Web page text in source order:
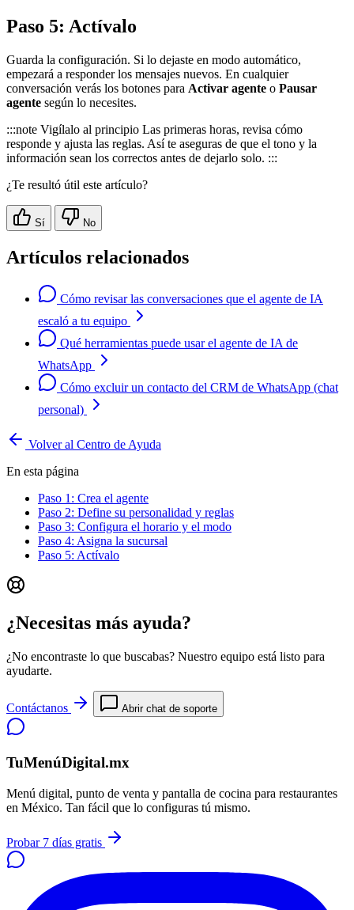
Paso 5: Actívalo
Guarda la configuración. Si lo dejaste en modo automático,
empezará a responder los mensajes nuevos. En cualquier
conversación verás los botones para Activar agente o Pausar
agente según lo necesites.
:::note Vigílalo al principio Las primeras horas, revisa cómo
responde y ajusta las reglas. Así te aseguras de que el tono y la
información sean los correctos antes de dejarlo solo. :::
¿Te resultó útil este artículo?
Sí No
Artículos relacionados
Cómo revisar las conversaciones que el agente de IA
escaló a tu equipo
Qué herramientas puede usar el agente de IA de
WhatsApp
Cómo excluir un contacto del CRM de WhatsApp (chat
personal)
Volver al Centro de Ayuda
En esta página
Paso 1: Crea el agente
Paso 2: Define su personalidad y reglas
Paso 3: Configura el horario y el modo
Paso 4: Asigna la sucursal
Paso 5: Actívalo
¿Necesitas más ayuda?
¿No encontraste lo que buscabas? Nuestro equipo está listo para
ayudarte.
Contáctanos Abrir chat de soporte
TuMenúDigital.mx
Menú digital, punto de venta y pantalla de cocina para restaurantes
en México. Tan fácil que lo configuras tú mismo.
Probar 7 días gratis